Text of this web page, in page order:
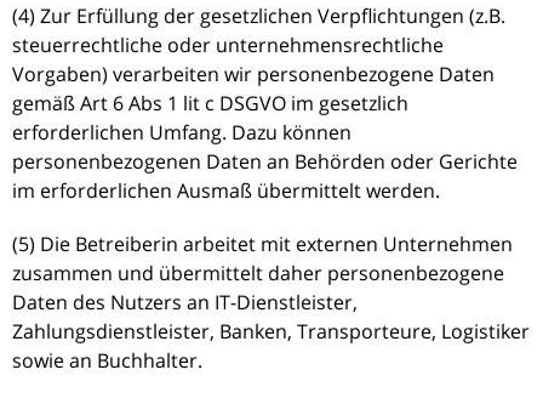
(4) Zur Erfüllung der gesetzlichen Verpflichtungen (z.B.
steuerrechtliche oder unternehmensrechtliche
Vorgaben) verarbeiten wir personenbezogene Daten
gemäß Art 6 Abs 1 lit c DSGVO im gesetzlich
erforderlichen Umfang. Dazu können
personenbezogenen Daten an Behörden oder Gerichte
im erforderlichen Ausmaß übermittelt werden.
(5) Die Betreiberin arbeitet mit externen Unternehmen
zusammen und übermittelt daher personenbezogene
Daten des Nutzers an IT-Dienstleister,
Zahlungsdienstleister, Banken, Transporteure, Logistiker
sowie an Buchhalter.